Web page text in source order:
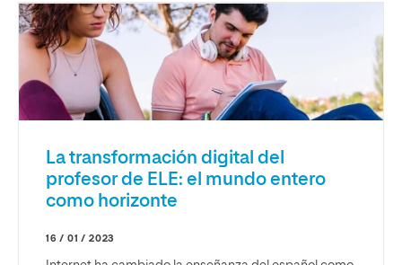
La transformación digital del
profesor de ELE: el mundo entero
como horizonte
16 / 01 / 2023